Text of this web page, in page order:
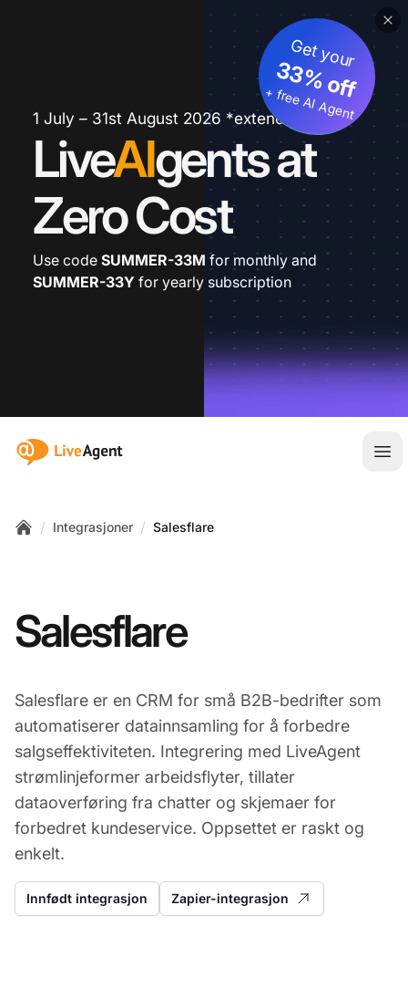
1 July – 31st August 2026 *extended
LiveAIgents at
Zero Cost
Get your
33% off
+ free AI Agent
Use code SUMMER-33M for monthly and
SUMMER-33Y for yearly subscription
:site.title
/ Integrasjoner / Salesflare
Salesflare
Salesflare er en CRM for små B2B-bedrifter som
automatiserer datainnsamling for å forbedre
salgseffektiviteten. Integrering med LiveAgent
strømlinjeformer arbeidsflyter, tillater
dataoverføring fra chatter og skjemaer for
forbedret kundeservice. Oppsettet er raskt og
enkelt.
Innfødt integrasjon Zapier-integrasjon